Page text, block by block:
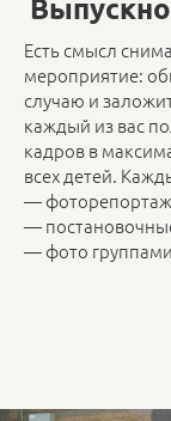
Есть смысл
мероприятие:
случаю и
каждый из вас
кадров в
всех детей.
— фоторепортаж
—
— фото